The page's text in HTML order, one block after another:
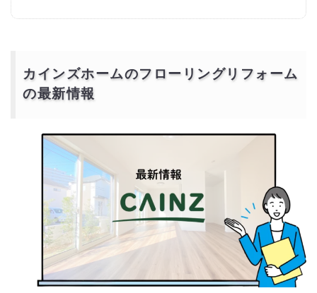
カインズホームのフローリングリフォーム
の最新情報